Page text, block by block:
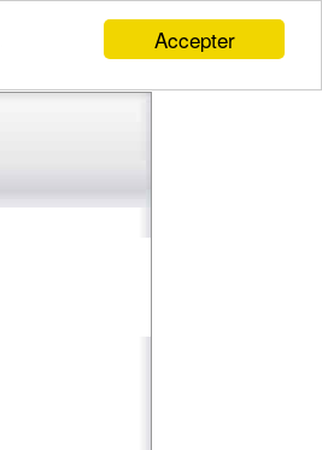
Accepter